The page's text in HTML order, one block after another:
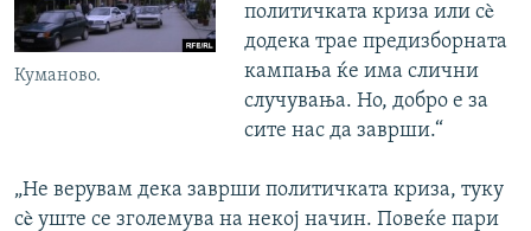
Куманово.
политичката криза или сè
додека трае предизборната
кампања ќе има слични
случувања. Но, добро е за
сите нас да заврши.“
„Не верувам дека заврши политичката криза, туку
сè уште се зголемува на некој начин. Повеќе пари